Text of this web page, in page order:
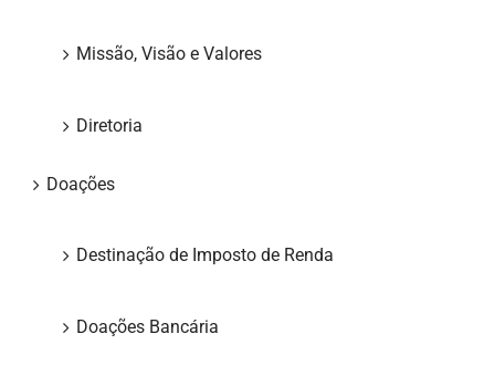
Missão, Visão e Valores
Diretoria
Doações
Destinação de Imposto de Renda
Doações Bancária